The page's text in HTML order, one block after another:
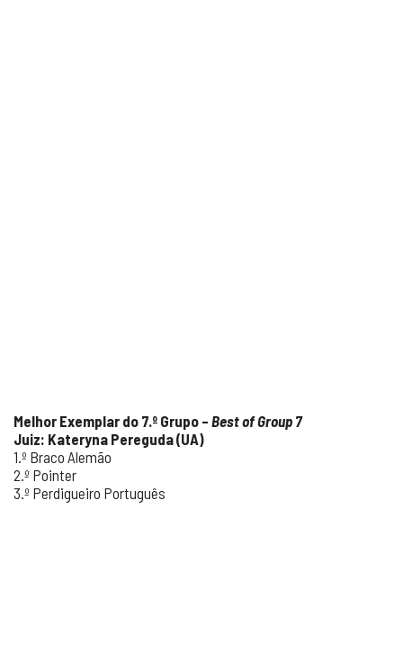
Melhor Exemplar do 7.º Grupo – Best of Group 7
Juiz: Kateryna Pereguda (UA)
1.º Braco Alemão
2.º Pointer
3.º Perdigueiro Português